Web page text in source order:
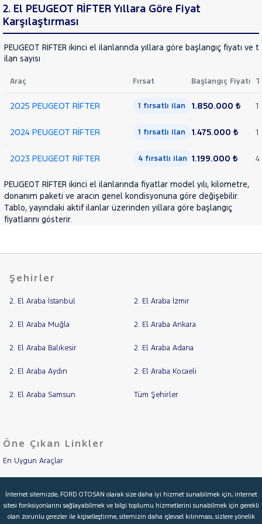
508
BIPPER
BOXER
EXPERT
TRAVELLER
RİFTER
BLUEHDI
1.5
BlueHDI
GT
1.5
SEAT
SKODA
TESLA
TOGG
2. El PEUGEOT RİFTER Yıllara Göre Fiyat
Karşılaştırması
PEUGEOT RİFTER ikinci el ilanlarında yıllara göre başlangıç fiyatı ve
ilan sayısı
Araç Fırsat Başlangıç Fiyatı
2025 PEUGEOT RİFTER 1 fırsatlı ilan 1.850.000 ₺ 1
2024 PEUGEOT RİFTER 1 fırsatlı ilan 1.475.000 ₺ 1
2023 PEUGEOT RİFTER 4 fırsatlı ilan 1.199.000 ₺ 4
PEUGEOT RİFTER ikinci el ilanlarında fiyatlar model yılı, kilometre,
donanım paketi ve aracın genel kondisyonuna göre değişebilir.
Tablo, yayındaki aktif ilanlar üzerinden yıllara göre başlangıç
fiyatlarını gösterir.
Şehirler
2. El Araba İstanbul 2. El Araba İzmir
2. El Araba Muğla 2. El Araba Ankara
2. El Araba Balıkesir 2. El Araba Adana
2. El Araba Aydın 2. El Araba Kocaeli
2. El Araba Samsun Tüm Şehirler
Öne Çıkan Linkler
En Uygun Araçlar
İkinci El Garanti
İnternet sitemizde, FORD OTOSAN olarak size daha iyi hizmet sunabilmek için, internet
sitesi fonksiyonlarını sağlayabilmek ve bilgi toplumu hizmetlerini sunabilmek için gerekli
olan zorunlu çerezler ile kişiselleştirme, sitemizin daha işlevsel kılınması, sizlere yönelik